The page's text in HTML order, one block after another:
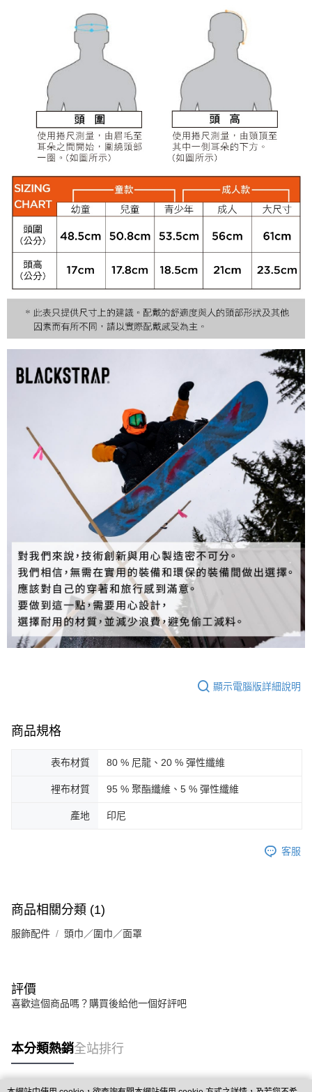
顯示電腦版詳細說明
商品規格
表布材質 80 % 尼龍、20 % 彈性纖維
裡布材質 95 % 聚酯纖維、5 % 彈性纖維
產地 印尼
客服
商品相關分類 (1)
服飾配件 頭巾／圍巾／面罩
評價
喜歡這個商品嗎？購買後給他一個好評吧
本分類熱銷全站排行